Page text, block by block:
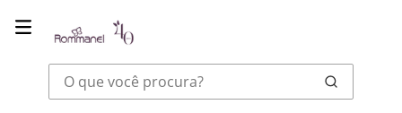
O que você procura?